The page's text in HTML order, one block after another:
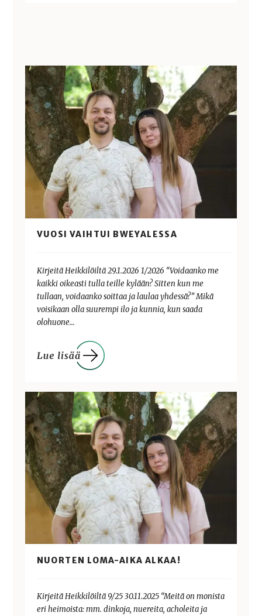
VUOSI VAIHTUI BWEYALESSA
Kirjeitä Heikkilöiltä 29.1.2026 1/2026 “Voidaanko me
kaikki oikeasti tulla teille kylään? Sitten kun me
tullaan, voidaanko soittaa ja laulaa yhdessä?” Mikä
voisikaan olla suurempi ilo ja kunnia, kun saada
olohuone…
NUORTEN LOMA-AIKA ALKAA!
Kirjeitä Heikkilöiltä 9/25 30.11.2025 “Meitä on monista
eri heimoista: mm. dinkoja, nuereita, acholeita ja